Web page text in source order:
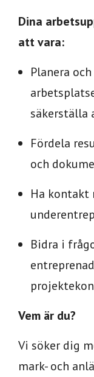
Dina
att vara:
Planera
säkerställa
Fördela
och
Ha kontakt
Bidra i
Vem är du?
Vi söker dig
mark- och